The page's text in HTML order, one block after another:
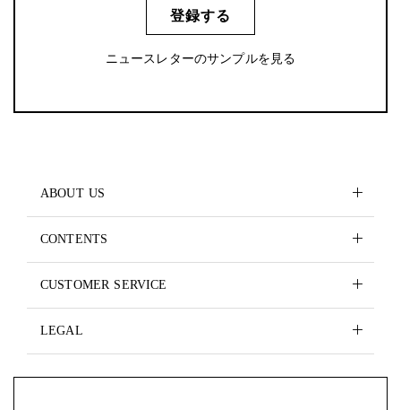
登録する
ニュースレターのサンプルを見る
ABOUT US
CONTENTS
CUSTOMER SERVICE
LEGAL